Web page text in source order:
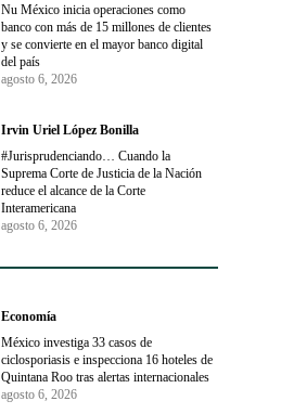
Nu México inicia operaciones como
banco con más de 15 millones de clientes
y se convierte en el mayor banco digital
del país
agosto 6, 2026
Irvin Uriel López Bonilla
#Jurisprudenciando… Cuando la
Suprema Corte de Justicia de la Nación
reduce el alcance de la Corte
Interamericana
agosto 6, 2026
Economía
México investiga 33 casos de
ciclosporiasis e inspecciona 16 hoteles de
Quintana Roo tras alertas internacionales
agosto 6, 2026